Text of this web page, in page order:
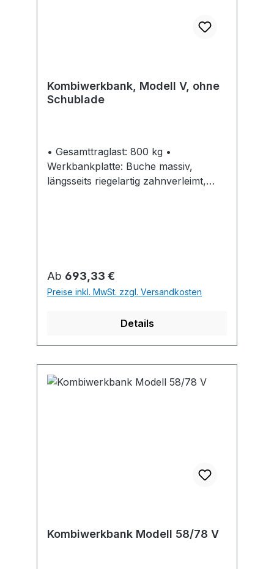
Kombiwerkbank, Modell V, ohne
Schublade
• Gesamttraglast: 800 kg •
Werkbankplatte: Buche massiv,
längsseits riegelartig zahnverleimt,
Regulärer Preis:
Ab 693,33 €
Preise inkl. MwSt. zzgl. Versandkosten
Details
Kombiwerkbank Modell 58/78 V